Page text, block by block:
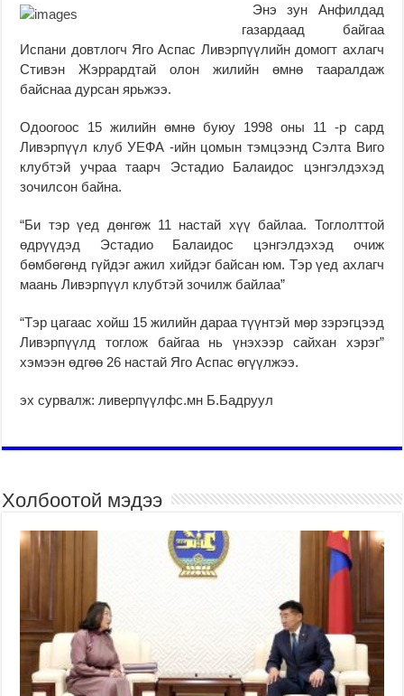
Энэ зун Анфилдад
газардаад байгаа
Испани довтлогч Яго Аспас Ливэрпүүлийн домогт ахлагч
Стивэн Жэррардтай олон жилийн өмнө тааралдаж
байснаа дурсан ярьжээ.
Одоогоос 15 жилийн өмнө буюу 1998 оны 11 -р сард
Ливэрпүүл клуб УЕФА -ийн цомын тэмцээнд Сэлта Виго
клубтэй учраа таарч Эстадио Балаидос цэнгэлдэхэд
зочилсон байна.
“Би тэр үед дөнгөж 11 настай хүү байлаа. Тоглолттой
өдрүүдэд Эстадио Балаидос цэнгэлдэхэд очиж
бөмбөгөнд гүйдэг ажил хийдэг байсан юм. Тэр үед ахлагч
маань Ливэрпүүл клубтэй зочилж байлаа”
“Тэр цагаас хойш 15 жилийн дараа түүнтэй мөр зэрэгцээд
Ливэрпүүлд тоглож байгаа нь үнэхээр сайхан хэрэг”
хэмээн өдгөө 26 настай Яго Аспас өгүүлжээ.
эх сурвалж: ливерпүүлфс.мн Б.Бадруул
Холбоотой мэдээ